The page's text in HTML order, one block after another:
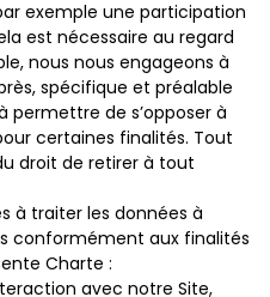
exemple une participation
est nécessaire au regard
nous nous engageons à
spécifique et préalable
permettre de s’opposer à
certaines finalités. Tout
droit de retirer à tout
à traiter les données à
conformément aux finalités
Charte :
avec notre Site,